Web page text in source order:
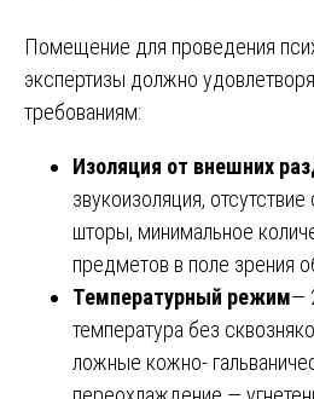
Помещение для проведения
экспертизы должно
требованиям:
Изоляция от внешних
звукоизоляция,
шторы, минимальное
предметов в поле зрения
Температурный режим—
температура без
ложные кожно-